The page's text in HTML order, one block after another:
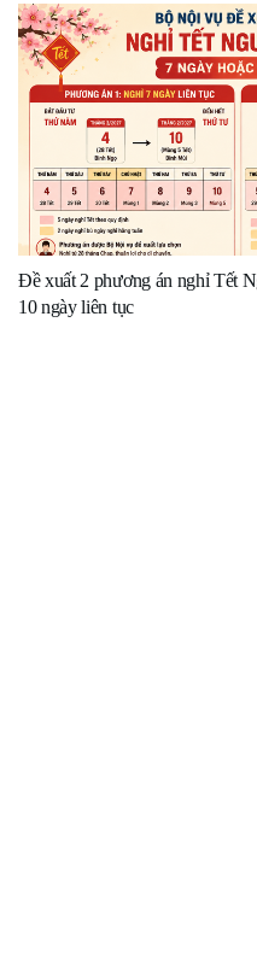
Đề xuất 2 phương án nghỉ Tết
10 ngày liên tục